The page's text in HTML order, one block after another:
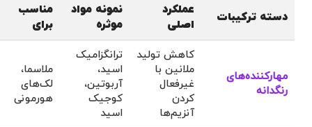
دسته ترکیبات
عملکرد
اصلی
نمونه مواد
موثره
مناسب
برای
مهارکننده‌های
رنگدانه
کاهش تولید
ملانین با
غیرفعال
کردن
آنزیم‌ها
ترانگزامیک
اسید،
آربوتین،
کوجیک
اسید
ملاسما،
لک‌های
هورمونی